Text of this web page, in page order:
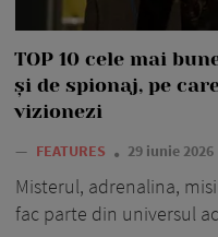
TOP 10 cele mai
și de spionaj, pe
vizionezi
— FEATURES 29 iunie 2026
Misterul, adrenalina,
fac parte din universul